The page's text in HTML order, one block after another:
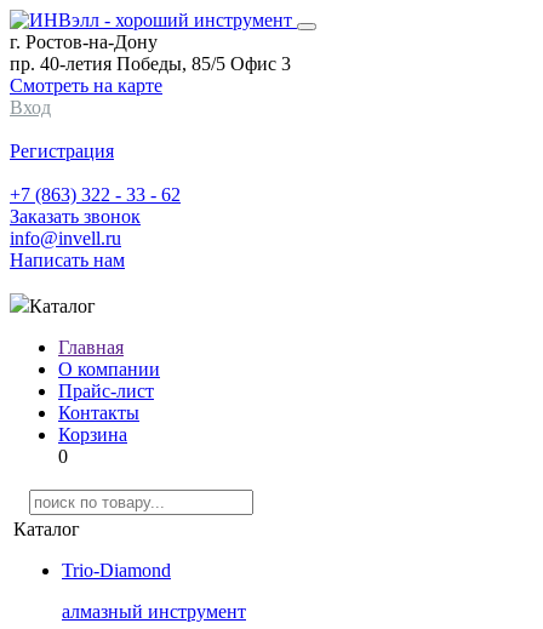
г. Ростов-на-Дону
пр. 40-летия Победы, 85/5 Офис 3
Смотреть на карте
Вход
Регистрация
+7 (863) 322 - 33 - 62
Заказать звонок
info@invell.ru
Написать нам
Каталог
Главная
О компании
Прайс-лист
Контакты
Корзина
0
Каталог
Trio-Diamond
алмазный инструмент